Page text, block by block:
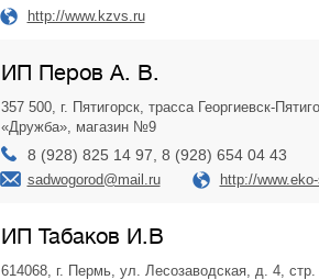
http://www.kzvs.ru
ИП Перов А. В.
357 500, г. Пятигорск, трасса Георгиевск-
«Дружба», магазин №9
8 (928) 825 14 97, 8 (928) 654 04 43
sadwogorod@mail.ru http://
ИП Табаков И.В
614068, г. Пермь, ул. Лесозаводская, д. 4, стр.